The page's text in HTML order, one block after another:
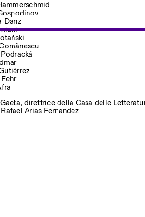
newsletter pour recevoir informations
Linkedin
Danz
direttrice della Casa delle
Arias Fernandez